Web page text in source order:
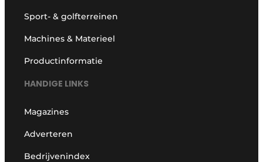
Sport- & golfterreinen
Machines & Materieel
Productinformatie
HANDIGE LINKS
Magazines
Adverteren
Bedrijvenindex